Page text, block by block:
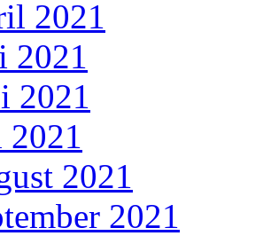
2021
2021
2021
2021
2021
2021